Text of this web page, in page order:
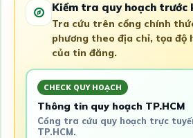
Kiểm tra quy hoạch trước
Tra cứu trên cổng chính
phương theo địa chỉ, tọa độ
của tin đăng.
CHECK QUY HOẠCH
Thông tin quy hoạch TP.HCM
Cổng tra cứu quy hoạch trực
TP.HCM.